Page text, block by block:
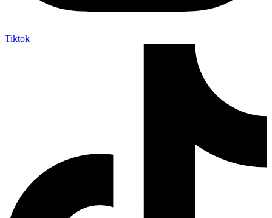
Tiktok